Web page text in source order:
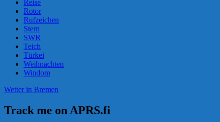
Reise
Rotor
Rufzeichen
Stern
SWR
Teich
Türkei
Weihnachten
Windom
Wetter in Bremen
Track me on APRS.fi